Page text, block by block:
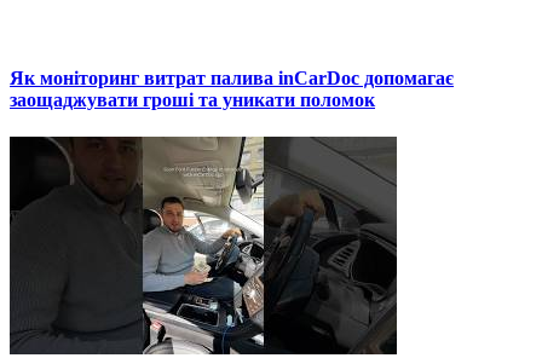
Як моніторинг витрат палива inCarDoc допомагає
заощаджувати гроші та уникати поломок